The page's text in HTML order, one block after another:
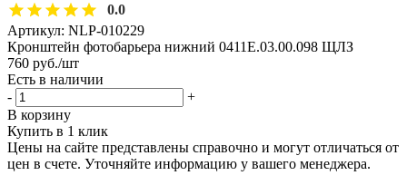
0.0
Артикул: NLP-010229
Кронштейн фотобарьера нижний 0411Е.03.00.098 ЩЛЗ
760 руб./шт
Есть в наличии
-
+
В корзину
Купить в 1 клик
Цены на сайте представлены справочно и могут отличаться от
цен в счете. Уточняйте информацию у вашего менеджера.